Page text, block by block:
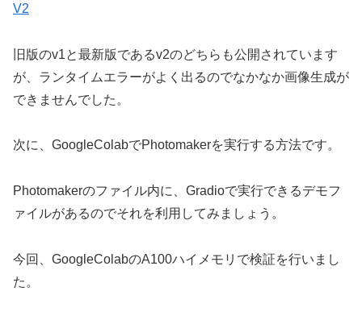
V2
旧版のv1と最新版であるv2のどちらも公開されています
が、ランタイムエラーがよく出るのでなかなか画像生成が
できませんでした。
次に、GoogleColabでPhotomakerを実行する方法です。
Photomakerのファイル内に、Gradioで実行できるデモフ
ァイルがあるのでそれを利用してみましょう。
今回、GoogleColabのA100ハイメモリで検証を行いまし
た。